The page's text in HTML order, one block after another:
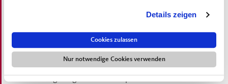
Details zeigen
Cookies zulassen
Nur notwendige Cookies verwenden
In einem von christlichem Handeln geprägten Haus wie
gelegt. Wir sind für Sie da in Krisenzeiten und stehen Ihnen
zur Seite, wenn Sie bei Umbrüchen und Übergängen
Unterstützung brauchen. Konfession oder Zugehörigkeit
zu einer Religionsgemeinschaft spielen dabei keine Rolle.